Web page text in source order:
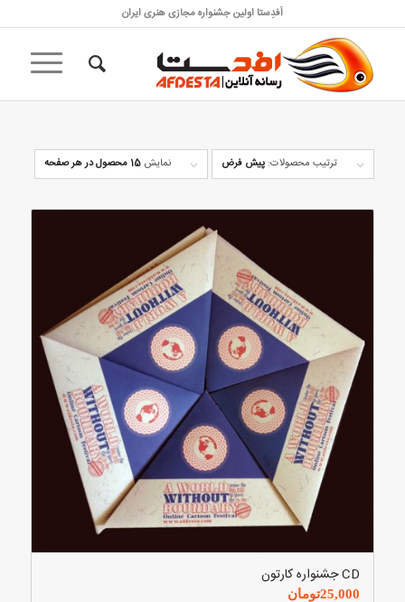
اَفدِستا اولین جشنواره مجازی هنری ایران
ترتیب محصولات: پیش فرض نمایش 15 محصول در هر صفحه
CD جشنواره کارتون
25,000تومان